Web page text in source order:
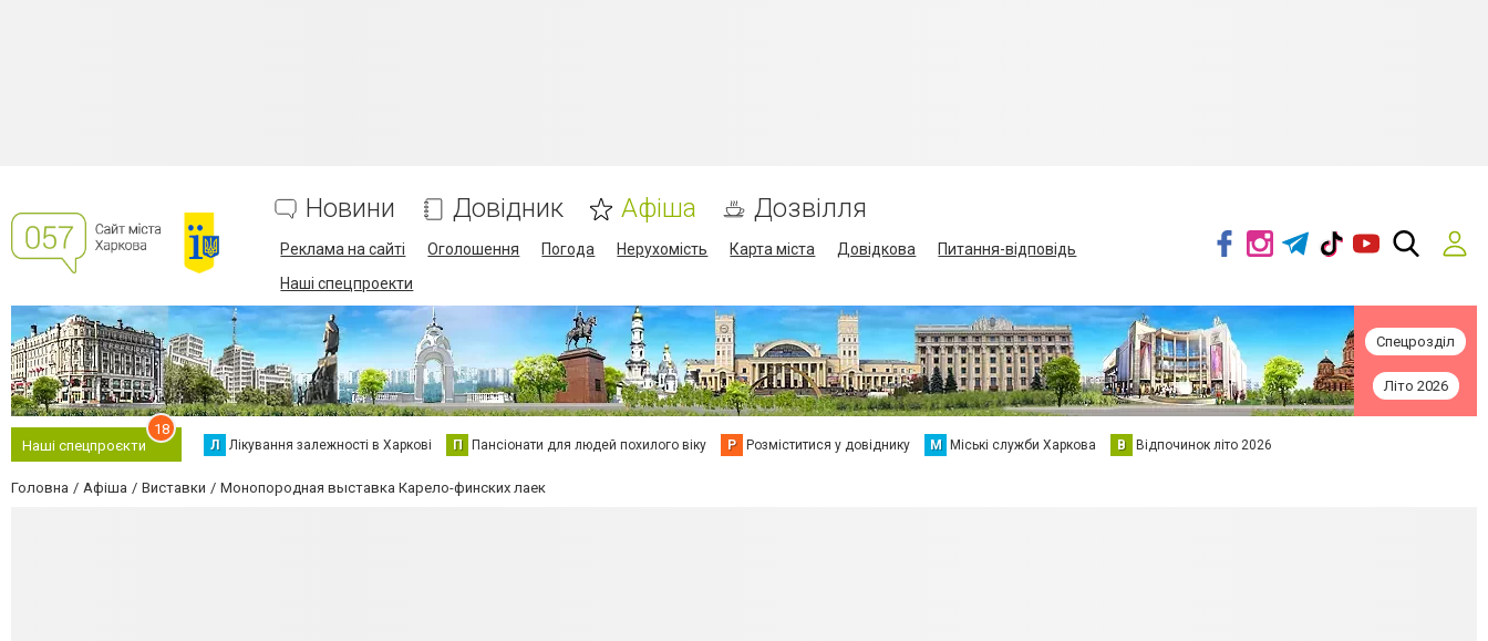
Новини Довідник Афіша Дозвілля
Реклама на сайті Оголошення Погода Нерухомість Карта міста Довідкова
Питання-відповідь
Наші спецпроекти
Спецрозділ
Літо 2026
Наші спецпроєкти
18
Л Лікування залежності в Харкові П Пансіонати для людей похилого віку Р Розміститися у довіднику М Міські служби Харкова В Відпочинок літо 2026
Головна Афіша Виставки Монопородная выставка Карело-финских лаек